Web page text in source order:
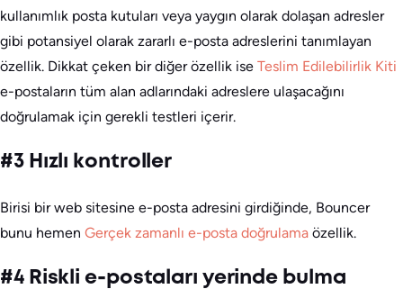
kullanımlık posta kutuları veya yaygın olarak dolaşan adresler
gibi potansiyel olarak zararlı e-posta adreslerini tanımlayan
özellik. Dikkat çeken bir diğer özellik ise Teslim Edilebilirlik Kiti
e-postaların tüm alan adlarındaki adreslere ulaşacağını
doğrulamak için gerekli testleri içerir.
#3 Hızlı kontroller
Birisi bir web sitesine e-posta adresini girdiğinde, Bouncer
bunu hemen Gerçek zamanlı e-posta doğrulama özellik.
#4 Riskli e-postaları yerinde bulma